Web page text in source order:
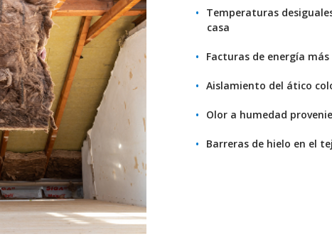
Temperaturas
casa
Facturas de energía
Aislamiento del ático
Olor a humedad
Barreras de hielo en el